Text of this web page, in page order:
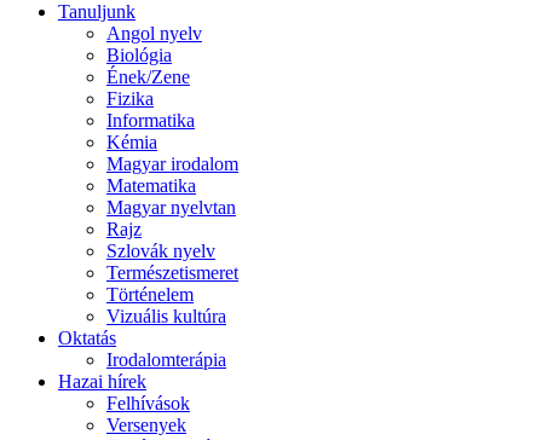
Tanuljunk
Angol nyelv
Biológia
Ének/Zene
Fizika
Informatika
Kémia
Magyar irodalom
Matematika
Magyar nyelvtan
Rajz
Szlovák nyelv
Természetismeret
Történelem
Vizuális kultúra
Oktatás
Irodalomterápia
Hazai hírek
Felhívások
Versenyek